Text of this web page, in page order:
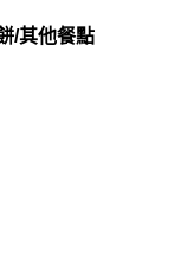
/其他餐點